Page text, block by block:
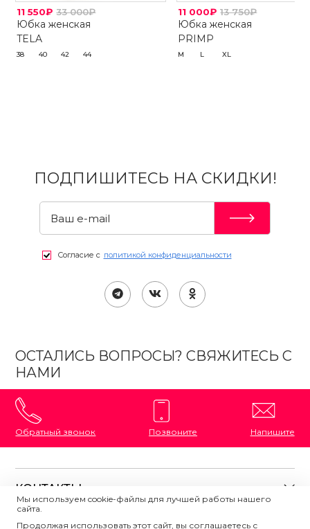
11 550₽ 33 000₽
Юбка женская
TELA
38 40 42 44
11 000₽ 13 750₽
Юбка женская
PRIMP
M L XL
ПОДПИШИТЕСЬ НА СКИДКИ!
Согласие с политикой конфиденциальности
ОСТАЛИСЬ ВОПРОСЫ? СВЯЖИТЕСЬ С
НАМИ
Обратный звонок Позвоните Напишите
КОНТАКТЫ
8 (800) 333-87-72
Мы используем cookie-файлы для лучшей работы нашего
сайта.
Продолжая использовать этот сайт, вы соглашаетесь с